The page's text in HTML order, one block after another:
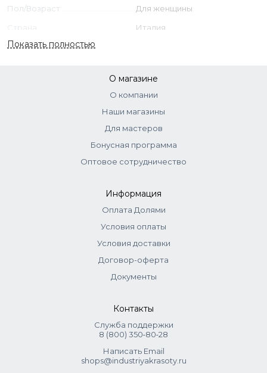
Пол/Возраст
Для женщины
Италия
Показать полностью
О магазине
О компании
Наши магазины
Для мастеров
Бонусная программа
Оптовое сотрудничество
Информация
Оплата Долями
Условия оплаты
Условия доставки
Договор-оферта
Документы
Контакты
Служба поддержки
8 (800) 350‑80‑28
Написать Email
shops@industriyakrasoty.ru